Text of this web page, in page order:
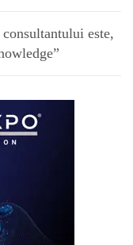
este,